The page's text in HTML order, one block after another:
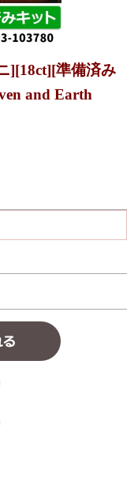
][18ct][準備済み
and Earth